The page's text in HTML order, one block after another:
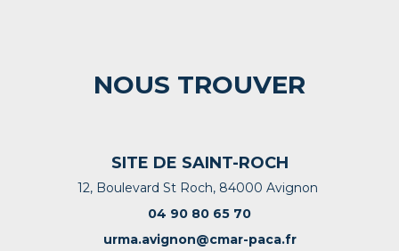
NOUS TROUVER
SITE DE SAINT-ROCH
12, Boulevard St Roch, 84000 Avignon
04 90 80 65 70
urma.avignon@cmar-paca.fr